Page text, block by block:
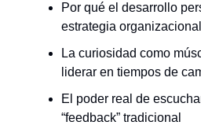
Por qué el desarrollo
estrategia
La curiosidad como
liderar en tiempos de
El poder real de
“feedback” tradicional